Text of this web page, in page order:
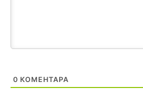
0 КОМЕНТАРА
Najbolje da se preselite u Kanton a